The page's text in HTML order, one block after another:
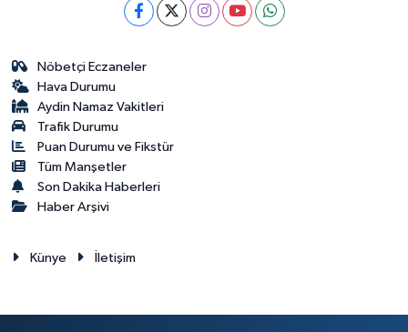
Nöbetçi Eczaneler
Hava Durumu
Aydin Namaz Vakitleri
Trafik Durumu
Puan Durumu ve Fikstür
Tüm Manşetler
Son Dakika Haberleri
Haber Arşivi
Künye İletişim